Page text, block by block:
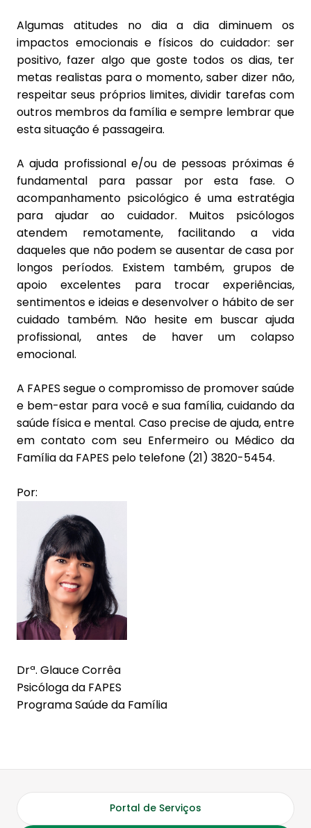
Algumas atitudes no dia a dia diminuem os
impactos emocionais e físicos do cuidador: ser
positivo, fazer algo que goste todos os dias, ter
metas realistas para o momento, saber dizer não,
respeitar seus próprios limites, dividir tarefas com
outros membros da família e sempre lembrar que
esta situação é passageira.
A ajuda profissional e/ou de pessoas próximas é
fundamental para passar por esta fase. O
acompanhamento psicológico é uma estratégia
para ajudar ao cuidador. Muitos psicólogos
atendem remotamente, facilitando a vida
daqueles que não podem se ausentar de casa por
longos períodos. Existem também, grupos de
apoio excelentes para trocar experiências,
sentimentos e ideias e desenvolver o hábito de ser
cuidado também. Não hesite em buscar ajuda
profissional, antes de haver um colapso
emocional.
A FAPES segue o compromisso de promover saúde
e bem-estar para você e sua família, cuidando da
saúde física e mental. Caso precise de ajuda, entre
em contato com seu Enfermeiro ou Médico da
Família da FAPES pelo telefone (21) 3820-5454.
Por:
Drª. Glauce Corrêa
Psicóloga da FAPES
Programa Saúde da Família
Portal de Serviços